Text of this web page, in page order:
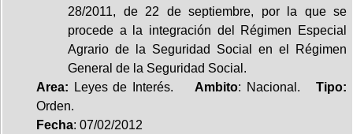
28/2011, de 22 de septiembre, por la que se
procede a la integración del Régimen Especial
Agrario de la Seguridad Social en el Régimen
General de la Seguridad Social.
Area: Leyes de Interés. Ambito: Nacional.Tipo:
Orden.
Fecha: 07/02/2012